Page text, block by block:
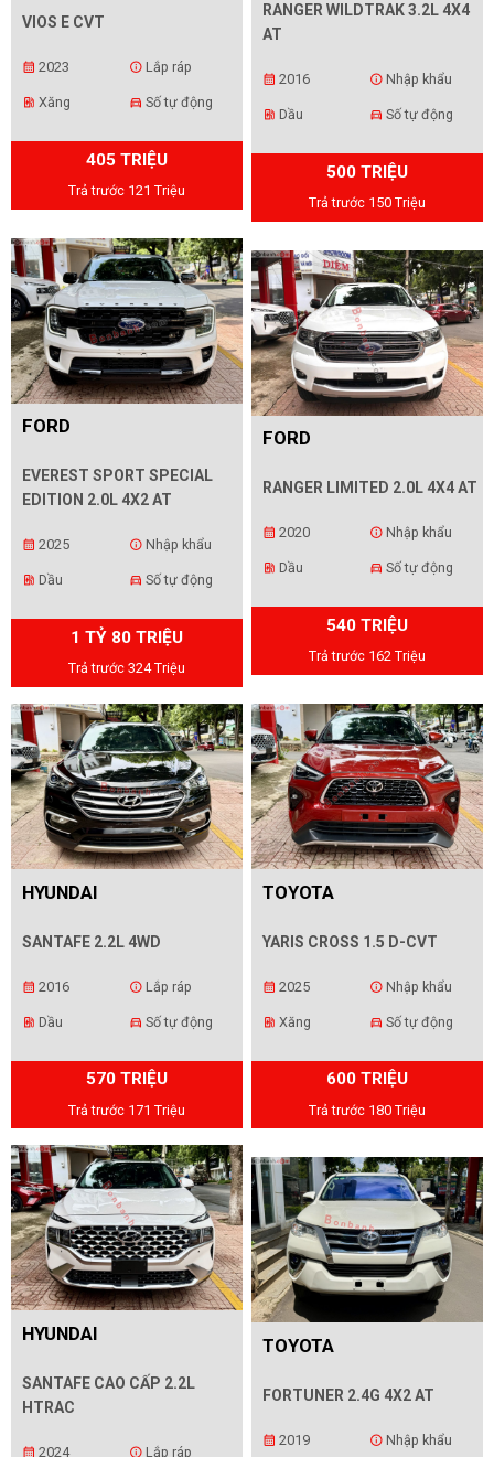
VIOS E CVT
calendar_month 2023 info Lắp ráp
ev_station Xăng directions_car Số tự động
405 TRIỆU
Trả trước 121 Triệu
RANGER WILDTRAK 3.2L 4X4
AT
calendar_month 2016 info Nhập khẩu
ev_station Dầu directions_car Số tự động
500 TRIỆU
Trả trước 150 Triệu
FORD
EVEREST SPORT SPECIAL
EDITION 2.0L 4X2 AT
calendar_month 2025 info Nhập khẩu
ev_station Dầu directions_car Số tự động
1 TỶ 80 TRIỆU
Trả trước 324 Triệu
FORD
RANGER LIMITED 2.0L 4X4 AT
calendar_month 2020 info Nhập khẩu
ev_station Dầu directions_car Số tự động
540 TRIỆU
Trả trước 162 Triệu
HYUNDAI
SANTAFE 2.2L 4WD
calendar_month 2016 info Lắp ráp
ev_station Dầu directions_car Số tự động
570 TRIỆU
Trả trước 171 Triệu
TOYOTA
YARIS CROSS 1.5 D-CVT
calendar_month 2025 info Nhập khẩu
ev_station Xăng directions_car Số tự động
600 TRIỆU
Trả trước 180 Triệu
HYUNDAI
SANTAFE CAO CẤP 2.2L
HTRAC
calendar_month 2024 info Lắp ráp
TOYOTA
FORTUNER 2.4G 4X2 AT
calendar_month 2019 info Nhập khẩu